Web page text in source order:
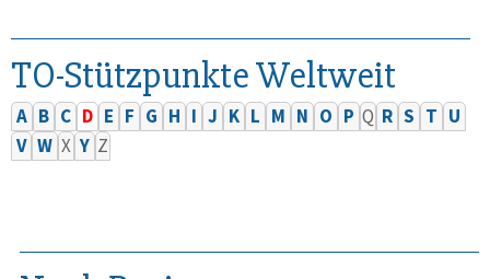
TO-Stützpunkte Weltweit
A B C D E F G H I J K L M N O P Q R S T U
V W X Y Z